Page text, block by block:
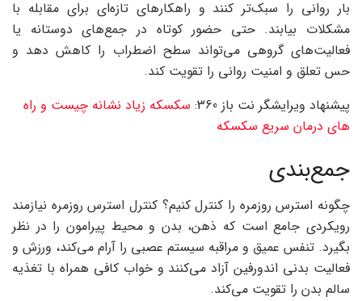
بار روانی را سبک‌تر کنند و راهکارهای تازه‌ای برای مقابله با
مشکلات بیابند. حتی حضور کوتاه در جمع‌های دوستانه یا
فعالیت‌های گروهی می‌تواند سطح اضطراب را کاهش دهد و
حس تعلق و امنیت روانی را تقویت کند.
پیشنهاد ویرایشگر نت باز 360:
سکسکه زیاد نشانه چیست و راه
های درمان سریع سکسکه
جمع‌بندی
چگونه استرس روزمره را کنترل کنیم؟ کنترل استرس روزمره نیازمند
رویکردی جامع است که ذهن، بدن و محیط پیرامون را در نظر
بگیرد. تنفس عمیق و مراقبه سیستم عصبی را آرام می‌کند، ورزش و
فعالیت بدنی اندورفین آزاد می‌کنند و خواب کافی همراه با تغذیه
سالم بدن را تقویت می‌کند.